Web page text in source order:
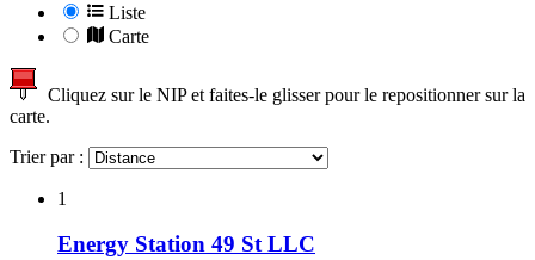
Liste
Carte
Cliquez sur le NIP et faites-le glisser pour le repositionner sur la
carte.
Trier par :
1
Energy Station 49 St LLC